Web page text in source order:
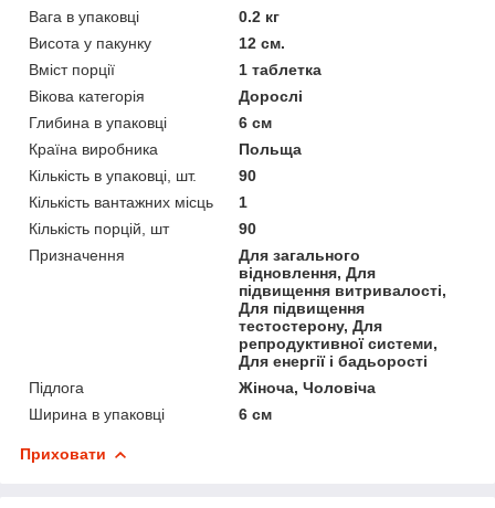
Вага в упаковці
0.2 кг
Висота у пакунку
12 см.
Вміст порції
1 таблетка
Вікова категорія
Дорослі
Глибина в упаковці
6 см
Країна виробника
Польща
Кількість в упаковці, шт.
90
Кількість вантажних місць
1
Кількість порцій, шт
90
Призначення
Для загального
відновлення, Для
підвищення витривалості,
Для підвищення
тестостерону, Для
репродуктивної системи,
Для енергії і бадьорості
Підлога
Жіноча, Чоловіча
Ширина в упаковці
6 см
Приховати